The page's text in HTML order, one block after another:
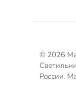
© 2026
России.